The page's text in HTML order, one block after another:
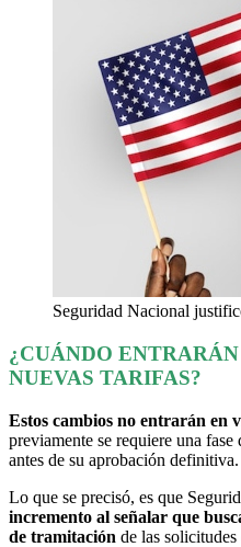
Seguridad Nacional
¿CUÁNDO
NUEVAS TARIFAS?
Estos cambios no entrarán en
previamente se requiere una
antes de su aprobación definitiva.
Lo que se precisó, es que
incremento al señalar que
de tramitación de las